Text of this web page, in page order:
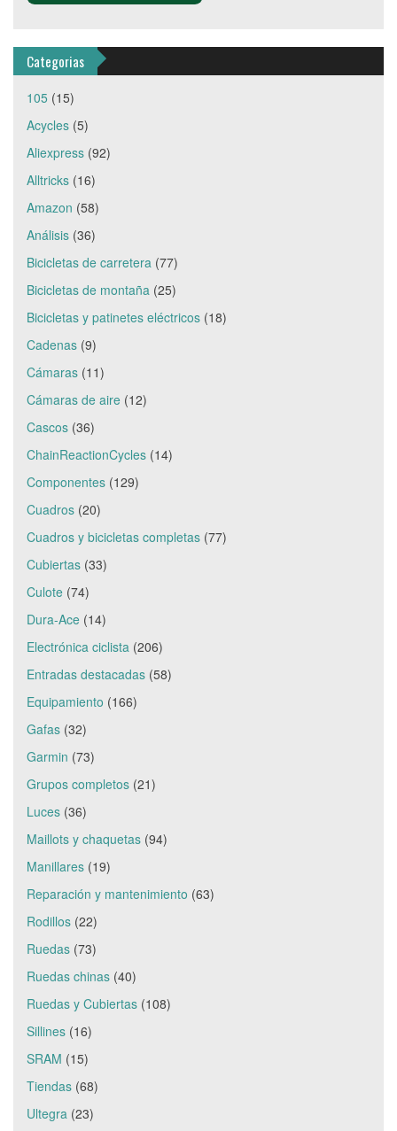
Categorias
105 (15)
Acycles (5)
Aliexpress (92)
Alltricks (16)
Amazon (58)
Análisis (36)
Bicicletas de carretera (77)
Bicicletas de montaña (25)
Bicicletas y patinetes eléctricos (18)
Cadenas (9)
Cámaras (11)
Cámaras de aire (12)
Cascos (36)
ChainReactionCycles (14)
Componentes (129)
Cuadros (20)
Cuadros y bicicletas completas (77)
Cubiertas (33)
Culote (74)
Dura-Ace (14)
Electrónica ciclista (206)
Entradas destacadas (58)
Equipamiento (166)
Gafas (32)
Garmin (73)
Grupos completos (21)
Luces (36)
Maillots y chaquetas (94)
Manillares (19)
Reparación y mantenimiento (63)
Rodillos (22)
Ruedas (73)
Ruedas chinas (40)
Ruedas y Cubiertas (108)
Sillines (16)
SRAM (15)
Tiendas (68)
Ultegra (23)